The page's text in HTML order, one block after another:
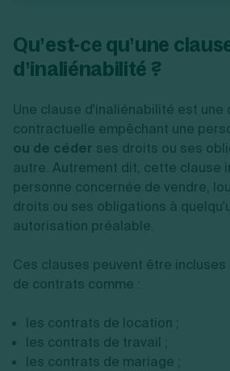
Qu’est-ce qu’une
d’inaliénabilité ?
Une clause d'inaliénabilité est une
contractuelle empêchant une
ou de céder ses droits ou ses
autre. Autrement dit, cette clause
personne concernée de vendre,
droits ou ses obligations à
autorisation préalable.
Ces clauses peuvent être
de contrats comme :
les contrats de location ;
les contrats de travail ;
les contrats de mariage ;